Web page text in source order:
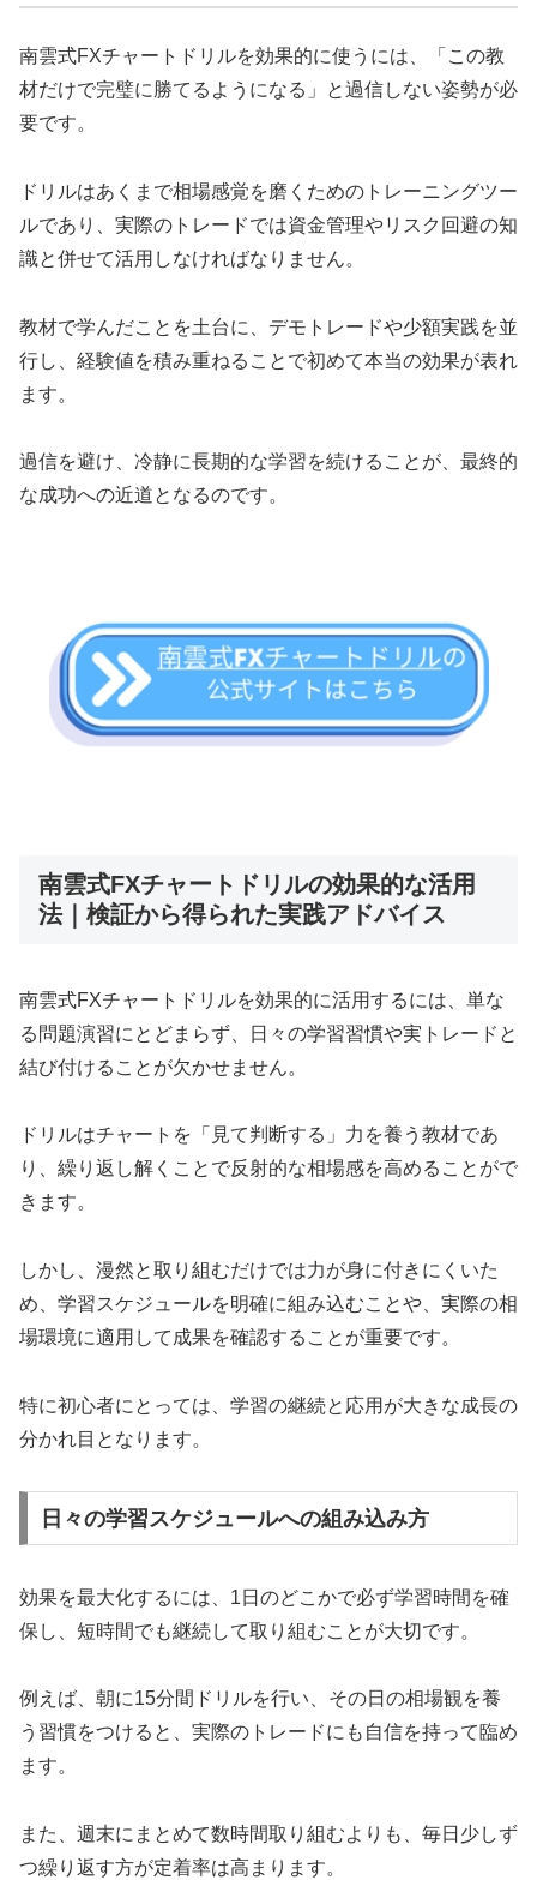
南雲式FXチャートドリルを効果的に使うには、「この教
材だけで完璧に勝てるようになる」と過信しない姿勢が必
要です。
ドリルはあくまで相場感覚を磨くためのトレーニングツー
ルであり、実際のトレードでは資金管理やリスク回避の知
識と併せて活用しなければなりません。
教材で学んだことを土台に、デモトレードや少額実践を並
行し、経験値を積み重ねることで初めて本当の効果が表れ
ます。
過信を避け、冷静に長期的な学習を続けることが、最終的
な成功への近道となるのです。
南雲式FXチャートドリルの効果的な活用
法｜検証から得られた実践アドバイス
南雲式FXチャートドリルを効果的に活用するには、単な
る問題演習にとどまらず、日々の学習習慣や実トレードと
結び付けることが欠かせません。
ドリルはチャートを「見て判断する」力を養う教材であ
り、繰り返し解くことで反射的な相場感を高めることがで
きます。
しかし、漫然と取り組むだけでは力が身に付きにくいた
め、学習スケジュールを明確に組み込むことや、実際の相
場環境に適用して成果を確認することが重要です。
特に初心者にとっては、学習の継続と応用が大きな成長の
分かれ目となります。
日々の学習スケジュールへの組み込み方
効果を最大化するには、1日のどこかで必ず学習時間を確
保し、短時間でも継続して取り組むことが大切です。
例えば、朝に15分間ドリルを行い、その日の相場観を養
う習慣をつけると、実際のトレードにも自信を持って臨め
ます。
また、週末にまとめて数時間取り組むよりも、毎日少しず
つ繰り返す方が定着率は高まります。